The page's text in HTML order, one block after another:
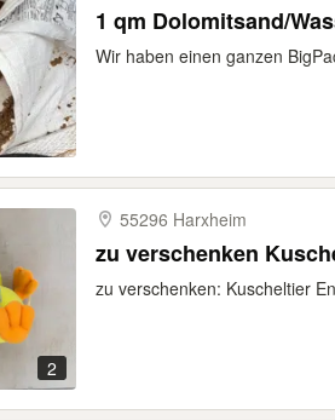
1 qm Dolomitsand/
Wir haben einen ganzen
2
55296 Harxheim
zu verschenken
zu verschenken: Kuscheltier